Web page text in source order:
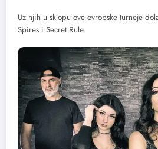
Uz njih u sklopu ove evropske turneje
Spires i Secret Rule.